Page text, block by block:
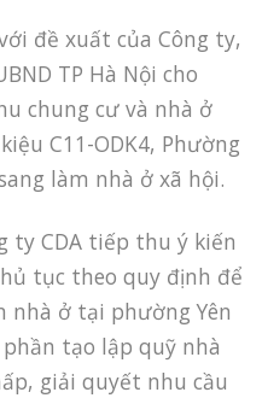
đề xuất của Công ty,
TP Hà Nội cho
chung cư và nhà ở
C11-ODK4, Phường
làm nhà ở xã hội.
ty CDA tiếp thu ý kiến
tục theo quy định để
nhà ở tại phường Yên
tạo lập quỹ nhà
giải quyết nhu cầu